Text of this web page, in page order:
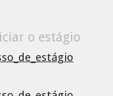
o estágio